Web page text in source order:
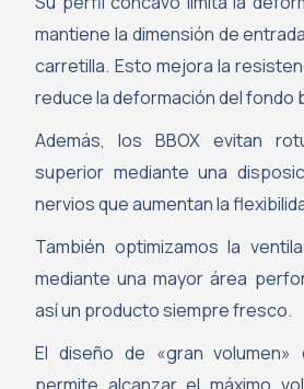
mantiene la dimensión de
carretilla. Esto mejora la
reduce la deformación del fondo
Además, los BBOX evitan
superior mediante una
nervios que aumentan la
También optimizamos la
mediante una mayor área
así un producto siempre fresco.
El diseño de «gran volumen»
permite alcanzar el máximo